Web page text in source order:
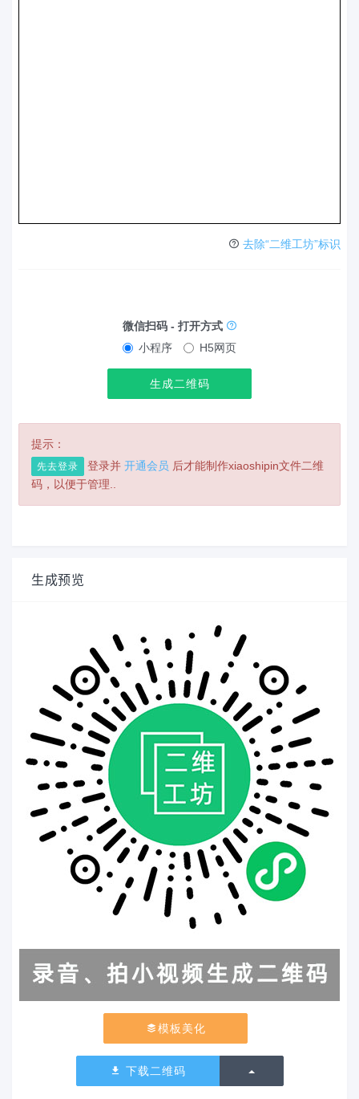
去除“二维工坊”标识
微信扫码 - 打开方式
小程序
H5网页
生成二维码
提示：
先去登录 登录并 开通会员 后才能制作xiaoshipin文件二维
码，以便于管理..
生成预览
模板美化
下载二维码 切换下拉列表